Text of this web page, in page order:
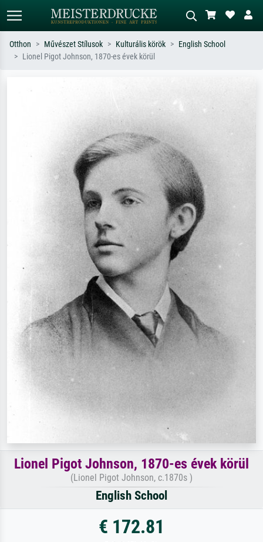
egy fa mellett.
Otthon Művészet Stílusok Kulturális körök
English School
Lionel Pigot Johnson, 1870-es évek körül
Lionel Pigot Johnson, 1870-es évek körül
(Lionel Pigot Johnson, c.1870s )
English School
€ 172.81